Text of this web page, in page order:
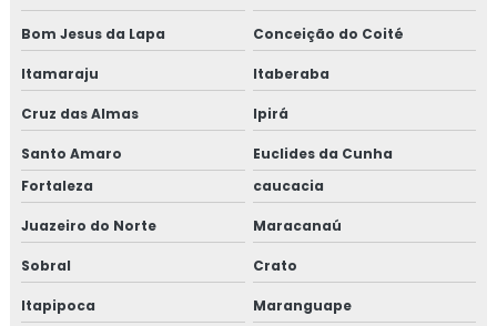
Bom Jesus da Lapa Conceição do Coité
Itamaraju Itaberaba
Cruz das Almas Ipirá
Santo Amaro
Euclides da Cunha
Fortaleza
caucacia
Juazeiro do Norte Maracanaú
Sobral Crato
Itapipoca Maranguape